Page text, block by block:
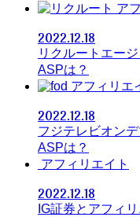
ア
2022.12.18
リクルートエー
ASPは？
アフィリエ
2022.12.18
フジテレビオン
ASPは？
アフィリエイト
2022.12.18
IG証券とアフィ